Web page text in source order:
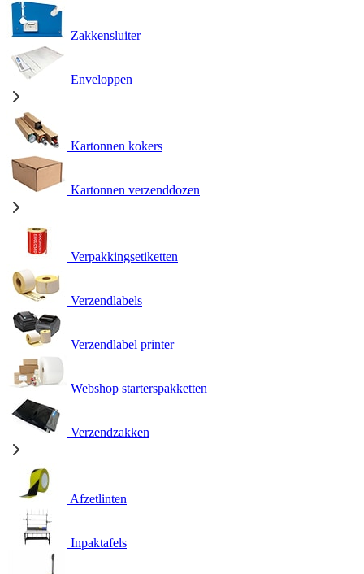
Zakkensluiter
Enveloppen
Kartonnen kokers
Kartonnen verzenddozen
Verpakkingsetiketten
Verzendlabels
Verzendlabel printer
Webshop starterspakketten
Verzendzakken
Afzetlinten
Inpaktafels